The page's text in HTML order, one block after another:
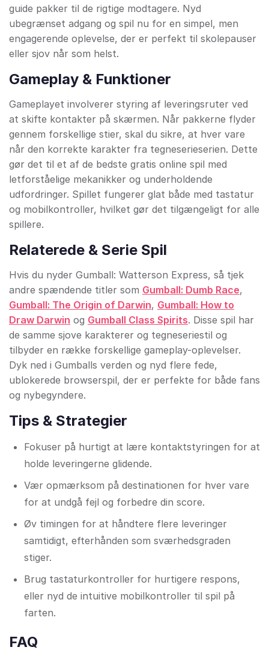
guide pakker til de rigtige modtagere. Nyd
ubegrænset adgang og spil nu for en simpel, men
engagerende oplevelse, der er perfekt til skolepauser
eller sjov når som helst.
Gameplay & Funktioner
Gameplayet involverer styring af leveringsruter ved
at skifte kontakter på skærmen. Når pakkerne flyder
gennem forskellige stier, skal du sikre, at hver vare
når den korrekte karakter fra tegneserieserien. Dette
gør det til et af de bedste gratis online spil med
letforståelige mekanikker og underholdende
udfordringer. Spillet fungerer glat både med tastatur
og mobilkontroller, hvilket gør det tilgængeligt for alle
spillere.
Relaterede & Serie Spil
Hvis du nyder Gumball: Watterson Express, så tjek
andre spændende titler som Gumball: Dumb Race,
Gumball: The Origin of Darwin, Gumball: How to
Draw Darwin og Gumball Class Spirits. Disse spil har
de samme sjove karakterer og tegneseriestil og
tilbyder en række forskellige gameplay-oplevelser.
Dyk ned i Gumballs verden og nyd flere fede,
ublokerede browserspil, der er perfekte for både fans
og nybegyndere.
Tips & Strategier
Fokuser på hurtigt at lære kontaktstyringen for at
holde leveringerne glidende.
Vær opmærksom på destinationen for hver vare
for at undgå fejl og forbedre din score.
Øv timingen for at håndtere flere leveringer
samtidigt, efterhånden som sværhedsgraden
stiger.
Brug tastaturkontroller for hurtigere respons,
eller nyd de intuitive mobilkontroller til spil på
farten.
FAQ